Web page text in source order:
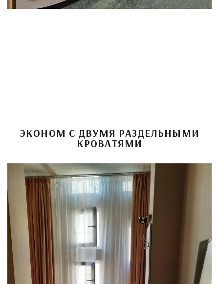
ЭКОНОМ С ДВУМЯ РАЗДЕЛЬНЫМИ
КРОВАТЯМИ